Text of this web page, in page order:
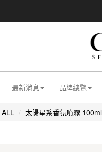
最新消息 品牌總覽
ALL 太陽星系香氛噴霧 100ml